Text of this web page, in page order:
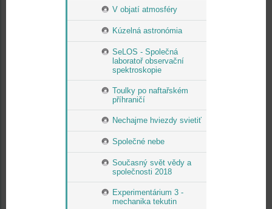
V objatí atmosféry
Kúzelná astronómia
SeLOS - Společná
laboratoř observační
spektroskopie
Toulky po naftařském
příhraničí
Nechajme hviezdy svietiť
Společné nebe
Současný svět vědy a
společnosti 2018
Experimentárium 3 -
mechanika tekutin